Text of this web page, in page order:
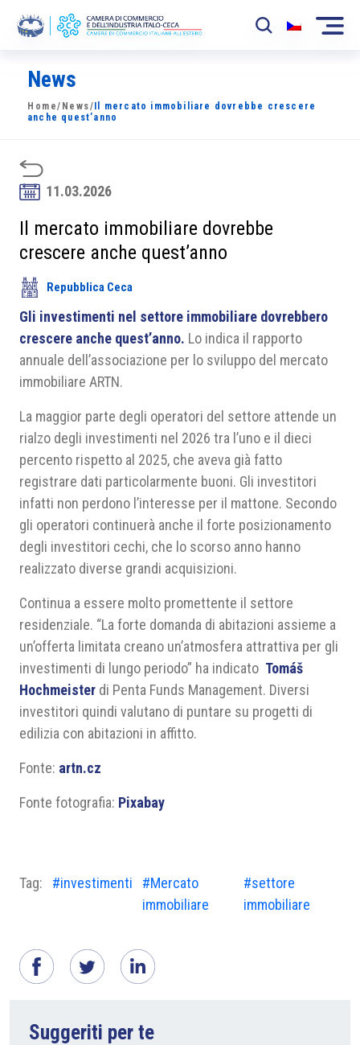
La Camera
News
Sviluppo Mercato
Soci
Partner
Progetti
Area riservata
News
Home/ News/ Il mercato immobiliare dovrebbe crescere
anche quest’anno
11.03.2026
Il mercato immobiliare dovrebbe
crescere anche quest’anno
Repubblica Ceca
Gli investimenti nel settore immobiliare dovrebbero
crescere anche quest’anno. Lo indica il rapporto
annuale dell’associazione per lo sviluppo del mercato
immobiliare ARTN.
La maggior parte degli operatori del settore attende un
rialzo degli investimenti nel 2026 tra l’uno e il dieci
percento rispetto al 2025, che aveva già fatto
registrare dati particolarmente buoni. Gli investitori
infatti non perdono l’interesse per il mattone. Secondo
gli operatori continuerà anche il forte posizionamento
degli investitori cechi, che lo scorso anno hanno
realizzato diverse grandi acquisizioni.
Continua a essere molto promettente il settore
residenziale. “La forte domanda di abitazioni assieme a
un’offerta limitata creano un’atmosfera attrattiva per gli
investimenti di lungo periodo” ha indicato Tomáš
Hochmeister di Penta Funds Management. Diversi
investitori quindi valutano di puntare su progetti di
edilizia con abitazioni in affitto.
Fonte: artn.cz
Fonte fotografia: Pixabay
Tag: #investimenti
#Mercato
immobiliare
#settore
immobiliare
Suggeriti per te